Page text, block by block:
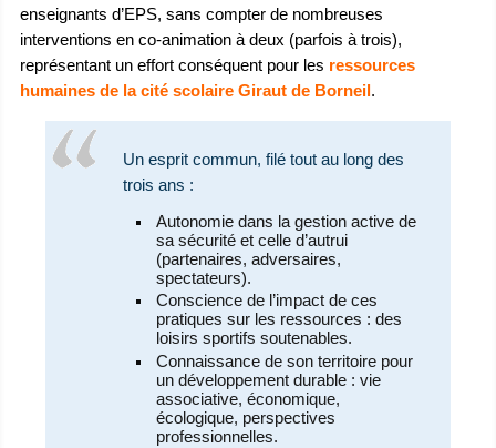
enseignants d’EPS, sans compter de nombreuses
interventions en co-animation à deux (parfois à trois),
représentant un effort conséquent pour les ressources
humaines de la cité scolaire Giraut de Borneil .
Un esprit commun, filé tout au long des
trois ans :
Autonomie dans la gestion active de
sa sécurité et celle d’autrui
(partenaires, adversaires,
spectateurs).
Conscience de l’impact de ces
pratiques sur les ressources : des
loisirs sportifs soutenables.
Connaissance de son territoire pour
un développement durable : vie
associative, économique,
écologique, perspectives
professionnelles.